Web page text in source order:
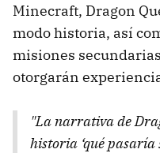
Minecraft, Dragon
modo historia, así
misiones
otorgarán
"La narrativa de
historia ‘qué pasaría